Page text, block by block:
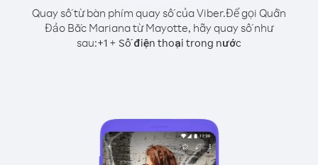
Quay số từ bàn phím quay số của Viber.Để gọi Quần
Đảo Bắc Mariana từ Mayotte, hãy quay số như
sau:+1 + Số điện thoại trong nước